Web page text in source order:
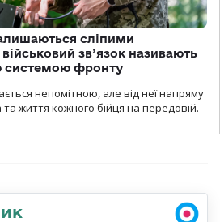
сліпими
зв’язок називають
системою фронту
непомітною, але від неї напряму
життя кожного бійця на передовій.